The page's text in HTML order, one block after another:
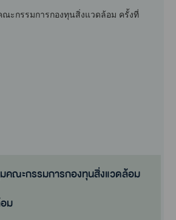
คณะกรรมการกองทุนสิ่งแวดล้อม
ม